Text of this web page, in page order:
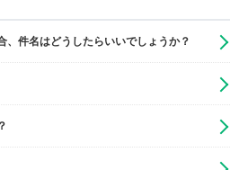
、件名はどうしたらいいでしょうか？